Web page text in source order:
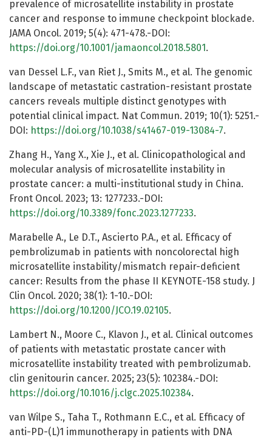
prevalence of microsatellite instability in prostate
cancer and response to immune checkpoint blockade.
JAMA Oncol. 2019; 5(4): 471-478.-DOI:
https://doi.org/10.1001/jamaoncol.2018.5801 .
van Dessel L.F., van Riet J., Smits M., et al. The genomic
landscape of metastatic castration-resistant prostate
cancers reveals multiple distinct genotypes with
potential clinical impact. Nat Commun. 2019; 10(1): 5251.-
DOI: https://doi.org/10.1038/s41467-019-13084-7.
Zhang H., Yang X., Xie J., et al. Clinicopathological and
molecular analysis of microsatellite instability in
prostate cancer: a multi-institutional study in China.
Front Oncol. 2023; 13: 1277233.-DOI:
https://doi.org/10.3389/fonc.2023.1277233.
Marabelle A., Le D.T., Ascierto P.A., et al. Efficacy of
pembrolizumab in patients with noncolorectal high
microsatellite instability/mismatch repair-deficient
cancer: Results from the phase II KEYNOTE-158 study. J
Clin Oncol. 2020; 38(1): 1-10.-DOI:
https://doi.org/10.1200/JCO.19.02105.
Lambert N., Moore C., Klavon J., et al. Clinical outcomes
of patients with metastatic prostate cancer with
microsatellite instability treated with pembrolizumab.
clin genitourin cancer. 2025; 23(5): 102384.-DOI:
https://doi.org/10.1016/j.clgc.2025.102384.
van Wilpe S., Taha T., Rothmann E.C., et al. Efficacy of
anti-PD-(L)1 immunotherapy in patients with DNA